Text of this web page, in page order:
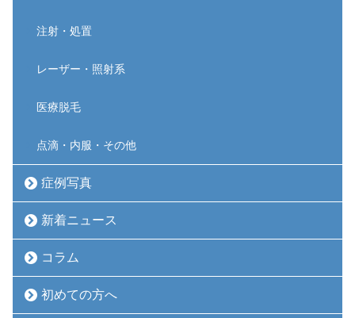
注射・処置
レーザー・照射系
医療脱毛
点滴・内服・その他
症例写真
新着ニュース
コラム
初めての方へ